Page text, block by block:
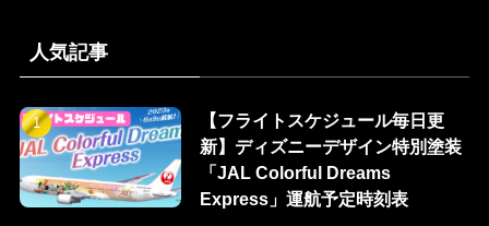
人気記事
【フライトスケジュール毎日更
新】ディズニーデザイン特別塗装
「JAL Colorful Dreams
Express」運航予定時刻表